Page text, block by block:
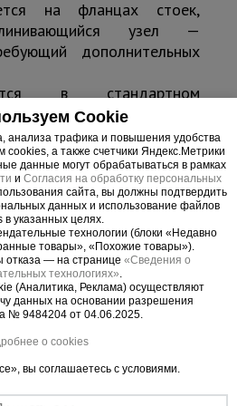
на фланцах стоек,
узел —
дополнительных
в стандартном
длин, что позволяет
с фиксированным шагом
ошибки монтажа.
произвольное выпадение
перепадам температуры и
— профильная стальная
любой толщины в
и промышленном
балок,
Cookie
анализа трафика и повышения удобства
а также счетчики Яндекс.Метрики
данные могут обрабатываться в рамках
и Согласия на обработку персональных
сайта, вы должны подтвердить
данных и использование файлов
в указанных целях.
технологии (блоки «Недавно
товары», «Похожие товары»).
отказа — на странице «Сведения о
технологиях».
(Аналитика, Реклама) осуществляют
данных на основании разрешения
№ 9484204 от 04.06.2025.
о cookies
вы соглашаетесь с условиями.